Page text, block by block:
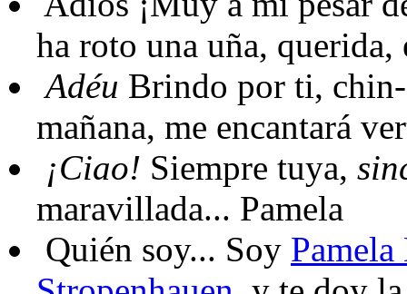
ha roto una uña, querida,
Adéu Brindo por ti,
mañana, me encantará
¡Ciao! Siempre tuya,
maravillada... Pamela
Quién soy... Soy